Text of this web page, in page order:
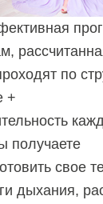
по
+
получаете
свое
дыхания,